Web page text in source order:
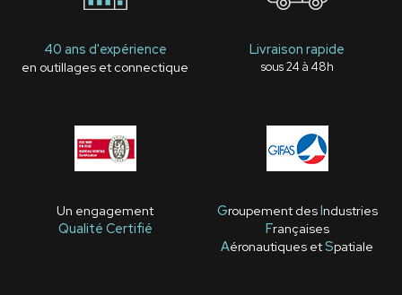
40 ans d'expérience
en outillages et connectique
Livraison rapide
sous 24 à 48h
Un engagement
Qualité Certifié
Groupement desIndustries
Françaises
Aéronautiques etSpatiale